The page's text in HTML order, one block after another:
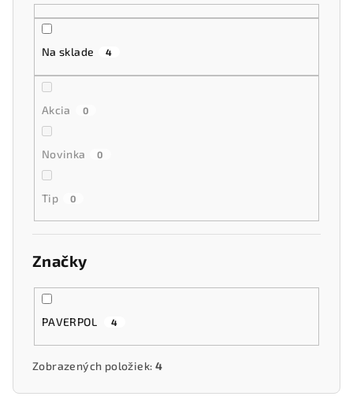
Na sklade 4
Akcia 0
Novinka 0
Tip 0
Značky
PAVERPOL 4
Zobrazených položiek: 4